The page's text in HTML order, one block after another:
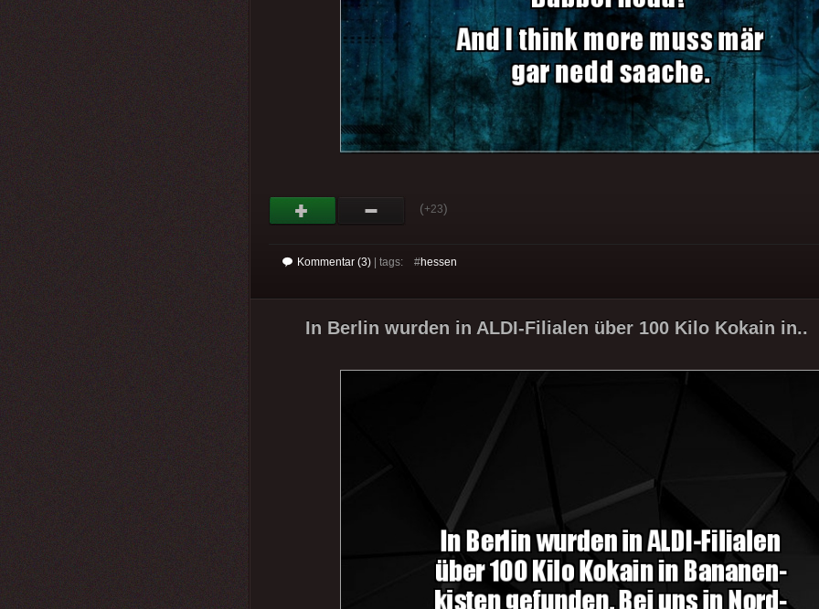
(+23)
Kommentar (3) | tags: #hessen
In Berlin wurden in ALDI-Filialen über 100 Kilo Kokain in..